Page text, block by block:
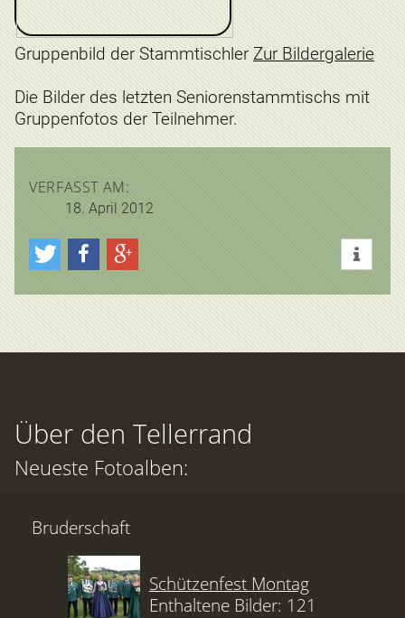
Gruppenbild der StammtischlerZur Bildergalerie
Die Bilder des letzten Seniorenstammtischs mit
Gruppenfotos der Teilnehmer.
VERFASST AM:
18. April 2012
Über den Tellerrand
Neueste Fotoalben:
Bruderschaft
Schützenfest Montag
Enthaltene Bilder: 121